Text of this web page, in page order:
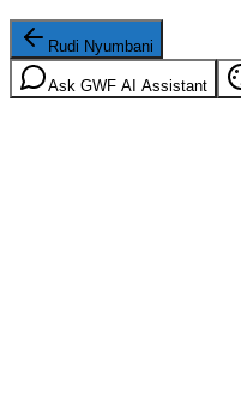
Rudi Nyumbani
Ask GWF AI Assistant